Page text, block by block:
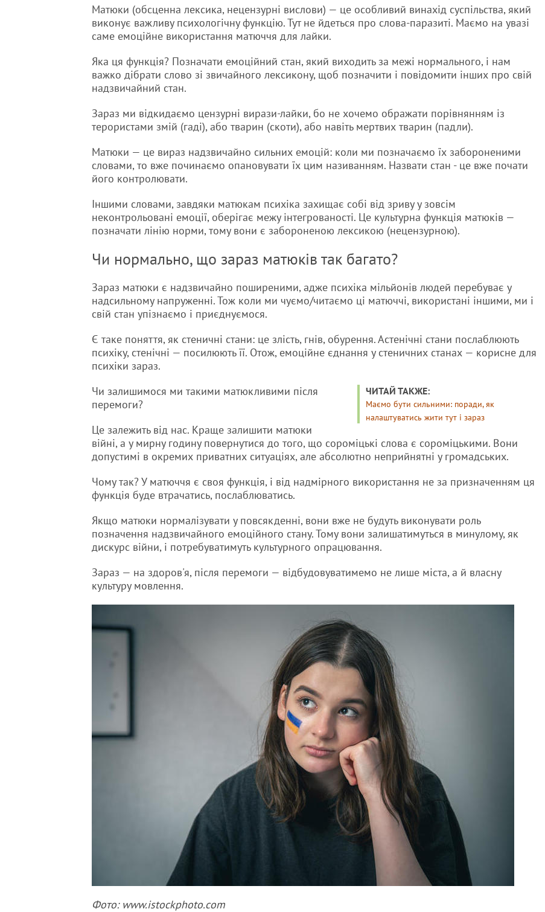
Матюки (обсценна лексика, нецензурні вислови) — це особливий винахід суспільства, який
виконує важливу психологічну функцію. Тут не йдеться про слова-паразиті. Маємо на увазі
саме емоційне використання матюччя для лайки.
Яка ця функція? Позначати емоційний стан, який виходить за межі нормального, і нам
важко дібрати слово зі звичайного лексикону, щоб позначити і повідомити інших про свій
надзвичайний стан.
Зараз ми відкидаємо цензурні вирази-лайки, бо не хочемо ображати порівнянням із
терористами змій (гаді), або тварин (скоти), або навіть мертвих тварин (падли).
Матюки — це вираз надзвичайно сильних емоцій: коли ми позначаємо їх забороненими
словами, то вже починаємо опановувати їх цим називанням. Назвати стан - це вже почати
його контролювати.
Іншими словами, завдяки матюкам психіка захищає собі від зриву у зовсім
неконтрольовані емоції, оберігає межу інтегрованості. Це культурна функція матюків —
позначати лінію норми, тому вони є забороненою лексикою (нецензурною).
Чи нормально, що зараз матюків так багато?
Зараз матюки є надзвичайно поширеними, адже психіка мільйонів людей перебуває у
надсильному напруженні. Тож коли ми чуємо/читаємо ці матюччі, використані іншими, ми і
свій стан упізнаємо і приєднуємося.
Є таке поняття, як стеничні стани: це злість, гнів, обурення. Астенічні стани послаблюють
психіку, стенічні — посилюють її. Отож, емоційне єднання у стеничних станах — корисне для
психіки зараз.
ЧИТАЙ ТАКЖЕ:
Маємо бути сильними: поради, як
налаштуватись жити тут і зараз
Чи залишимося ми такими матюкливими після
перемоги?
Це залежить від нас. Краще залишити матюки
війні, а у мирну годину повернутися до того, що сороміцькі слова є сороміцькими. Вони
допустимі в окремих приватних ситуаціях, але абсолютно неприйнятні у громадських.
Чому так? У матюччя є своя функція, і від надмірного використання не за призначенням ця
функція буде втрачатись, послаблюватись.
Якщо матюки нормалізувати у повсякденні, вони вже не будуть виконувати роль
позначення надзвичайного емоційного стану. Тому вони залишатимуться в минулому, як
дискурс війни, і потребуватимуть культурного опрацювання.
Зараз — на здоров'я, після перемоги — відбудовуватимемо не лише міста, а й власну
культуру мовлення.
Фото: www.istockphoto.com